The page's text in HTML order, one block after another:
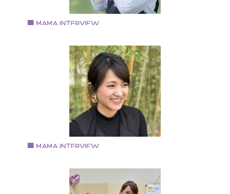
持田 亜友美さん
1973年京都生まれ。大阪市在住。 トロンボーン奏者の
と長男（2019年当時小4）の 3人家族。 短大卒業後、
アーコンダクターとして勤務。 出産を機に退職。専業
婦になる。 自身がお料理教室に通ったことや息子が料
に興味を持ったことがきっかけで、現在は「ぼくとわ
しのおべんとうクラブ」を主宰し、子どもだけで作る
弁当作り教室を大阪で開催。
山澤 いずみさん
6歳3歳の兄弟の母。食べる事や料理する事が好き。 予